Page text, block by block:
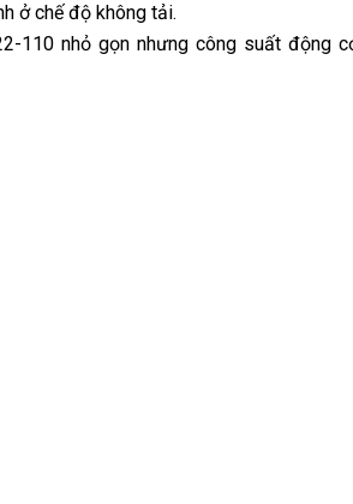
ở chế độ không tải.
110 nhỏ gọn nhưng công suất động